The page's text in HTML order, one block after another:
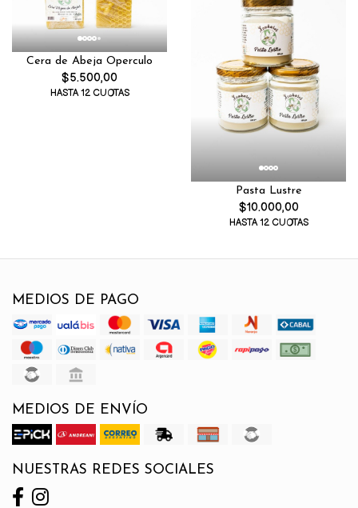
Cera de Abeja Operculo
$5.500,00
HASTA 12 CUOTAS
Pasta Lustre
$10.000,00
HASTA 12 CUOTAS
MEDIOS DE PAGO
MEDIOS DE ENVÍO
NUESTRAS REDES SOCIALES